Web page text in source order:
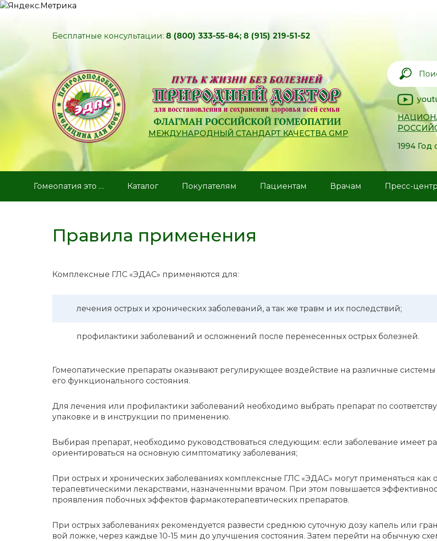
Бесплатные консультации: 8 (800) 333-55-84; 8 (915) 219-51-52
МЕЖДУНАРОДНЫЙ СТАНДАРТ КАЧЕСТВА GMP
1994 Год
Гомеопатия это … Каталог Покупателям Пациентам Врачам Пресс-центр
Правила применения
Комплексные ГЛС «ЭДАС» применяются для:
лече­ния острых и хрони­че­ских заболе­ва­ний, а так же травм и их послед­ствий;
профи­лак­ти­ки заболе­ва­ний и ослож­не­ний после пере­не­сен­ных острых болез­ней.
Гомео­па­ти­че­ские препа­ра­ты оказы­ва­ют регу­ли­ру­ю­щее воздей­ствие на различ­ные
его функ­цио­наль­но­го состо­я­ния.
Для лече­ния или профи­лак­ти­ки заболе­ва­ний необ­хо­ди­мо выбрать препа­рат по
упаков­ке и в инструк­ции по приме­не­нию.
Выби­рая препа­рат, необ­хо­ди­мо руко­вод­ство­вать­ся следу­ю­щим: если заболе­ва­ние имеет
ориен­ти­ро­вать­ся на основ­ную симп­то­ма­ти­ку заболе­ва­ния;
При острых и хрони­че­ских заболе­ва­ни­ях комплекс­ные ГЛС «ЭДАС» могут приме­нять­ся как
те­ра­пев­ти­че­ски­ми лекар­ства­ми, назна­чен­ны­ми врачом. При этом повы­ша­ет­ся
прояв­ле­ния побоч­ных эффек­тов фарма­ко­те­ра­пев­ти­че­ских препа­ра­тов.
При острых заболе­ва­ни­ях реко­мен­ду­ет­ся разве­сти сред­нюю суточ­ную дозу капель или
вой ложке, через каждые 10-15 мин до улуч­ше­ния состо­я­ния. Затем перей­ти на обыч­ную